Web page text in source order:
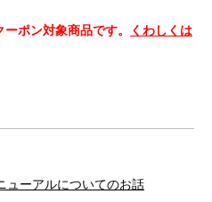
ポン対象商品です。
くわしくは
ューアルについてのお話